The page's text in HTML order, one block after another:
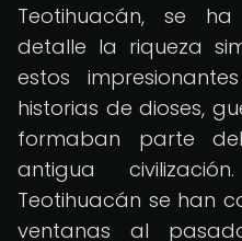
Teotihuacán, se
detalle la riqueza
estos
historias de dioses,
formaban parte
antigua
Teotihuacán se han
ventanas al